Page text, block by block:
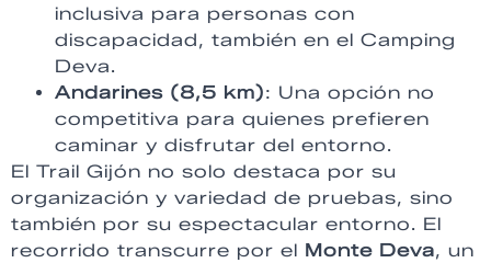
inclusiva para personas con
discapacidad, también en el Camping
Deva.
Andarines (8,5 km): Una opción no
competitiva para quienes prefieren
caminar y disfrutar del entorno.
El Trail Gijón no solo destaca por su
organización y variedad de pruebas, sino
también por su espectacular entorno. El
recorrido transcurre por el Monte Deva, un